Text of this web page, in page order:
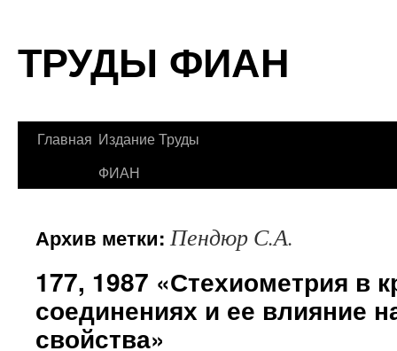
содержимому
ТРУДЫ ФИАН
Главная Издание Труды
ФИАН
Архив метки: Пендюр С.А.
177, 1987 «Стехиометрия в
соединениях и ее влияние
свойства»